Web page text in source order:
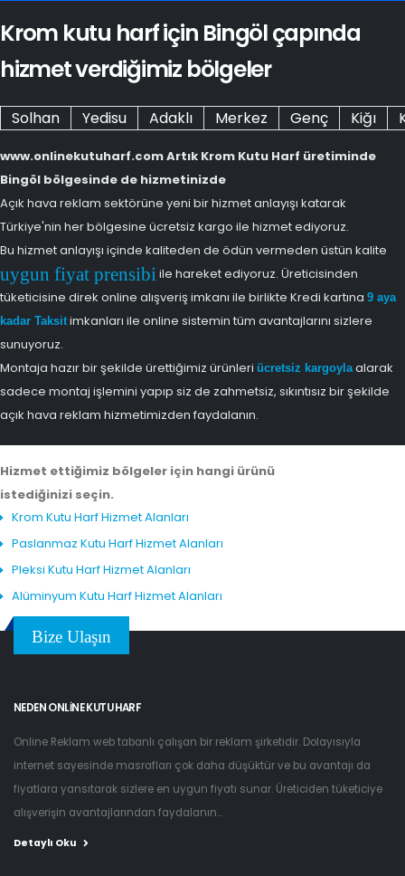
Krom kutu harf için Bingöl çapında
hizmet verdiğimiz bölgeler
Solhan Yedisu Adaklı Merkez Genç Kiğı
www.onlinekutuharf.com Artık Krom Kutu Harf üretiminde
Bingöl bölgesinde de hizmetinizde
Açık hava reklam sektörüne yeni bir hizmet anlayışı katarak
Türkiye'nin her bölgesine ücretsiz kargo ile hizmet ediyoruz.
Bu hizmet anlayışı içinde kaliteden de ödün vermeden üstün kalite
uygun fiyat prensibi ile hareket ediyoruz. Üreticisinden
tüketicisine direk online alışveriş imkanı ile birlikte Kredi kartına 9 aya
kadar Taksitimkanları ile online sistemin tüm avantajlarını sizlere
sunuyoruz.
Montaja hazır bir şekilde ürettiğimiz ürünleri ücretsiz kargoylaalarak
sadece montaj işlemini yapıp siz de zahmetsiz, sıkıntısız bir şekilde
açık hava reklam hizmetimizden faydalanın.
Hizmet ettiğimiz bölgeler için hangi ürünü
istediğinizi seçin.
Krom Kutu Harf Hizmet Alanları
Paslanmaz Kutu Harf Hizmet Alanları
Pleksi Kutu Harf Hizmet Alanları
Alüminyum Kutu Harf Hizmet Alanları
Bize Ulaşın
NEDEN ONLINE KUTU HARF
Online Reklam web tabanlı çalışan bir reklam şirketidir. Dolayısıyla
internet sayesinde masrafları çok daha düşüktür ve bu avantajı da
fiyatlara yansıtarak sizlere en uygun fiyatı sunar. Üreticiden tüketiciye
alışverişin avantajlarından faydalanın...
Detaylı Oku